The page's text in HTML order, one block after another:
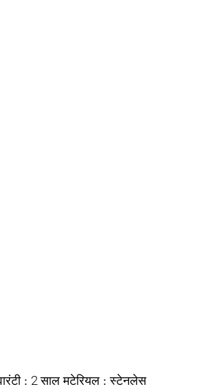
: 2 साल मटेरियल :स्टेनलेस